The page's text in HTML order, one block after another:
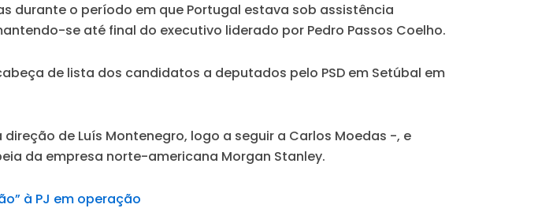
durante o período em que Portugal estava sob assistência
se até final do executivo liderado por Pedro Passos Coelho.
de lista dos candidatos a deputados pelo PSD em Setúbal em
de Luís Montenegro, logo a seguir a Carlos Moedas -, e
da empresa norte-americana Morgan Stanley.
à PJ em operação